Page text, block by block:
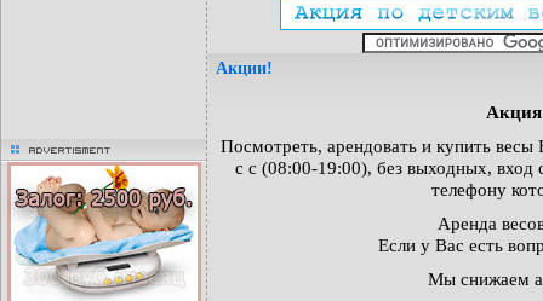
advertisment
Акции!
Акция
Посмотреть, арендовать и купить
с с (08:00-19:00), без выходных, вход
телефону
Аренда
Если у Вас есть
Мы снижаем